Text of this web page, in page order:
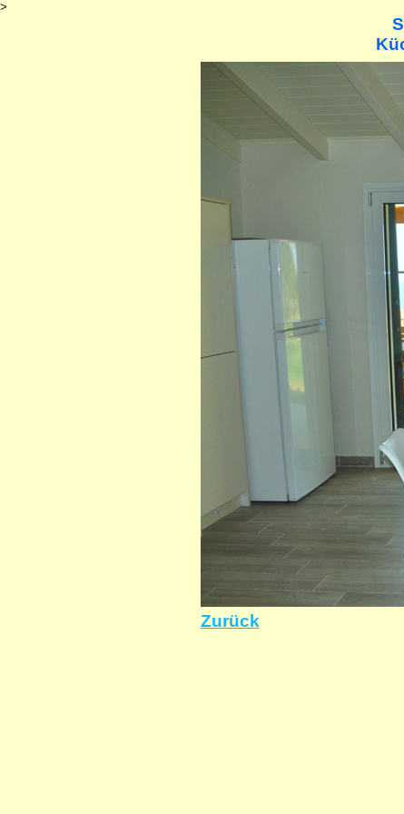
>
Zurück